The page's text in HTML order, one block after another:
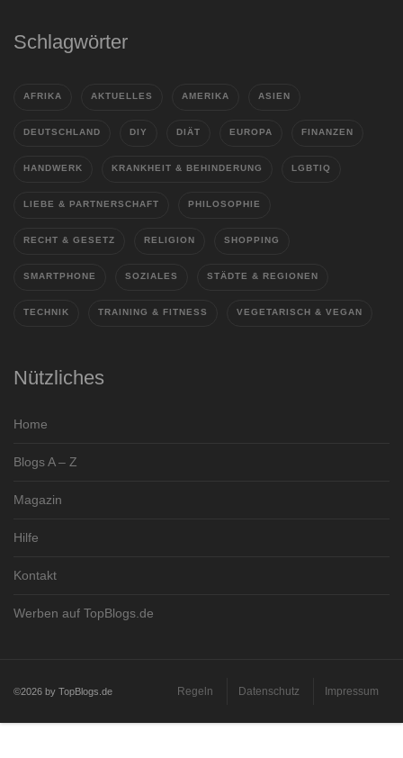
Schlagwörter
AFRIKA AKTUELLES AMERIKA ASIEN
DEUTSCHLAND DIY DIÄT EUROPA FINANZEN
HANDWERK KRANKHEIT & BEHINDERUNG LGBTIQ
LIEBE & PARTNERSCHAFT PHILOSOPHIE
RECHT & GESETZ RELIGION SHOPPING
SMARTPHONE SOZIALES STÄDTE & REGIONEN
TECHNIK TRAINING & FITNESS VEGETARISCH & VEGAN
Nützliches
Home
Blogs A – Z
Magazin
Hilfe
Kontakt
Werben auf TopBlogs.de
©2026 by TopBlogs.de Regeln Datenschutz Impressum